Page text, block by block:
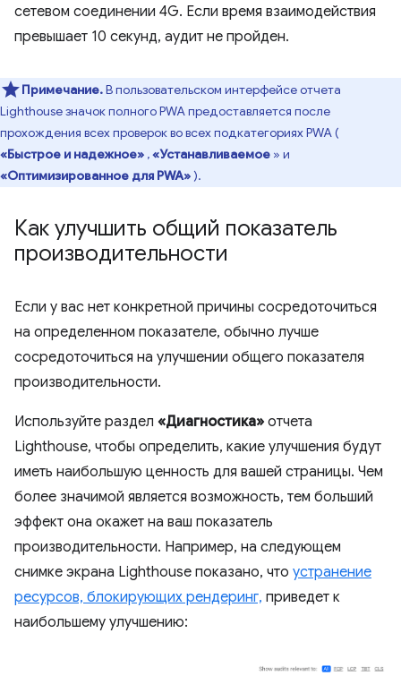
сетевом соединении 4G. Если время взаимодействия
превышает 10 секунд, аудит не пройден.
Примечание.В пользовательском интерфейсе отчета
Lighthouse значок полного PWA предоставляется после
прохождения всех проверок во всех подкатегориях PWA (
«Быстрое и надежное» ,«Устанавливаемое » и
«Оптимизированное для PWA»).
Как улучшить общий показатель
производительности
Если у вас нет конкретной причины сосредоточиться
на определенном показателе, обычно лучше
сосредоточиться на улучшении общего показателя
производительности.
Используйте раздел «Диагностика» отчета
Lighthouse, чтобы определить, какие улучшения будут
иметь наибольшую ценность для вашей страницы. Чем
более значимой является возможность, тем больший
эффект она окажет на ваш показатель
производительности. Например, на следующем
снимке экрана Lighthouse показано, что устранение
ресурсов, блокирующих рендеринг, приведет к
наибольшему улучшению: